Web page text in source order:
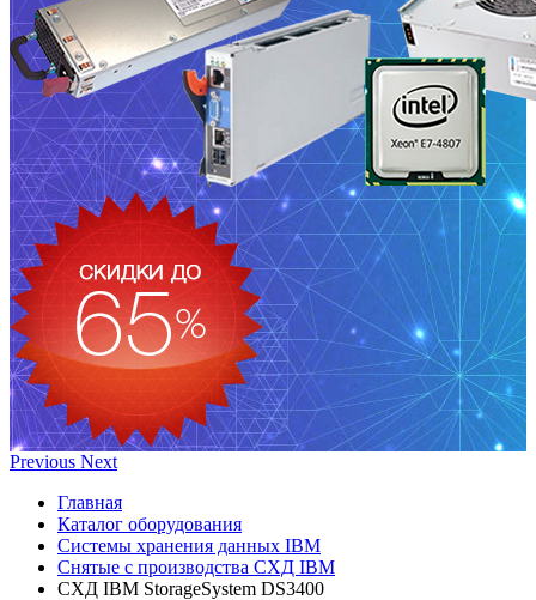
Previous Next
Главная
Каталог оборудования
Системы хранения данных IBM
Снятые с производства СХД IBM
СХД IBM StorageSystem DS3400